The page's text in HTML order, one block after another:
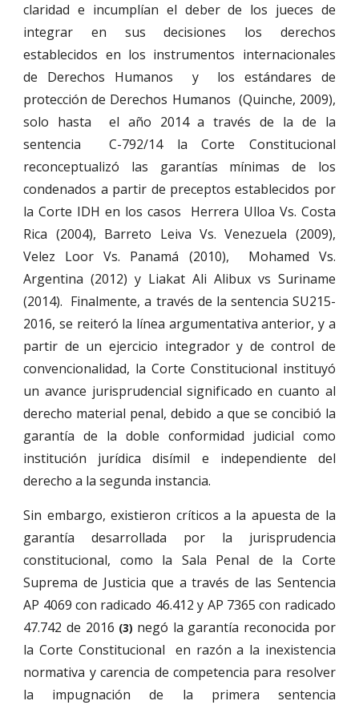
claridad e incumplían el deber de los jueces de
integrar en sus decisiones los derechos
establecidos en los instrumentos internacionales
de Derechos Humanos y los estándares de
protección de Derechos Humanos (Quinche, 2009),
solo hasta el año 2014 a través de la de la
sentencia C-792/14 la Corte Constitucional
reconceptualizó las garantías mínimas de los
condenados a partir de preceptos establecidos por
la Corte IDH en los casos Herrera Ulloa Vs. Costa
Rica (2004), Barreto Leiva Vs. Venezuela (2009),
Velez Loor Vs. Panamá (2010), Mohamed Vs.
Argentina (2012) y Liakat Ali Alibux vs Suriname
(2014). Finalmente, a través de la sentencia SU215-
2016, se reiteró la línea argumentativa anterior, y a
partir de un ejercicio integrador y de control de
convencionalidad, la Corte Constitucional instituyó
un avance jurisprudencial significado en cuanto al
derecho material penal, debido a que se concibió la
garantía de la doble conformidad judicial como
institución jurídica disímil e independiente del
derecho a la segunda instancia.
Sin embargo, existieron críticos a la apuesta de la
garantía desarrollada por la jurisprudencia
constitucional, como la Sala Penal de la Corte
Suprema de Justicia que a través de las Sentencia
AP 4069 con radicado 46.412 y AP 7365 con radicado
47.742 de 2016 (3) negó la garantía reconocida por
la Corte Constitucional en razón a la inexistencia
normativa y carencia de competencia para resolver
la impugnación de la primera sentencia